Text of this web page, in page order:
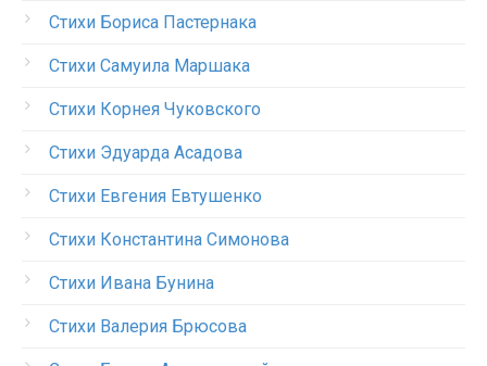
Стихи Бориса Пастернака
Стихи Самуила Маршака
Стихи Корнея Чуковского
Стихи Эдуарда Асадова
Стихи Евгения Евтушенко
Стихи Константина Симонова
Стихи Ивана Бунина
Стихи Валерия Брюсова